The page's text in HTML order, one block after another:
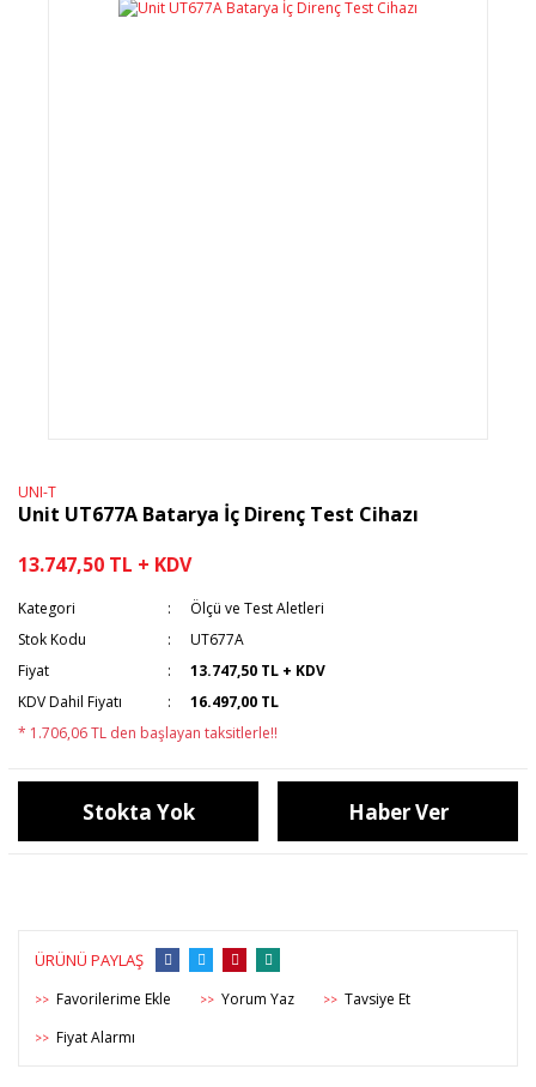
UNI-T
Unit UT677A Batarya İç Direnç Test Cihazı
13.747,50 TL + KDV
Kategori
Ölçü ve Test Aletleri
Stok Kodu
UT677A
Fiyat
13.747,50 TL + KDV
KDV Dahil Fiyatı
16.497,00 TL
* 1.706,06 TL den başlayan taksitlerle!!
Stokta Yok Haber Ver
ÜRÜNÜ PAYLAŞ
>> >> Yorum Yaz >> Tavsiye Et
>> Fiyat Alarmı